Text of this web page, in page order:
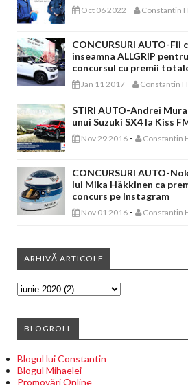
Oct 06 2022 - Constantin
CONCURSURI AUTO-Fii
inseamna ALLGRIP
concursul cu premii
Jan 11 2017 - Constantin
STIRI AUTO-Andrei
unui Suzuki SX4 la Kiss
Nov 29 2016 - Constantin
CONCURSURI AUTO-
lui Mika Häkkinen ca
concurs pe Instagram
Nov 01 2016 - Constantin
ARHIVĂ ARTICOLE
BLOGROLL
Blogul lui Constantin
Blogul Mihaelei
Promovări Online